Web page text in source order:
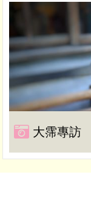
大霈專訪